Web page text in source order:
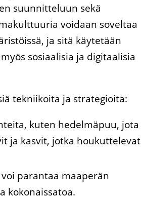
suunnitteluun sekä
voidaan soveltaa
ja sitä käytetään
sosiaalisia ja digitaalisia
tekniikoita ja strategioita:
kuten hedelmäpuu, jota
ja kasvit, jotka houkuttelevat
parantaa maaperän
kokonaissatoa.